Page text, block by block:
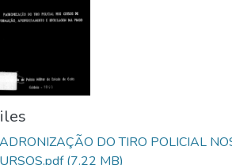
DO TIRO POLICIAL
(7.22 MB)